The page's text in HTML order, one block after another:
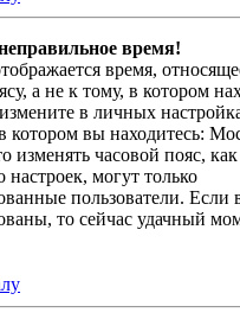
время!
время,
а не к тому, в котором
в личных
котором вы находитесь:
изменять часовой пояс,
настроек, могут только
пользователи. Если
то сейчас удачный